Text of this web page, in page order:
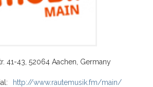
41-43, 52064 Aachen, Germany
http://www.rautemusik.fm/main/